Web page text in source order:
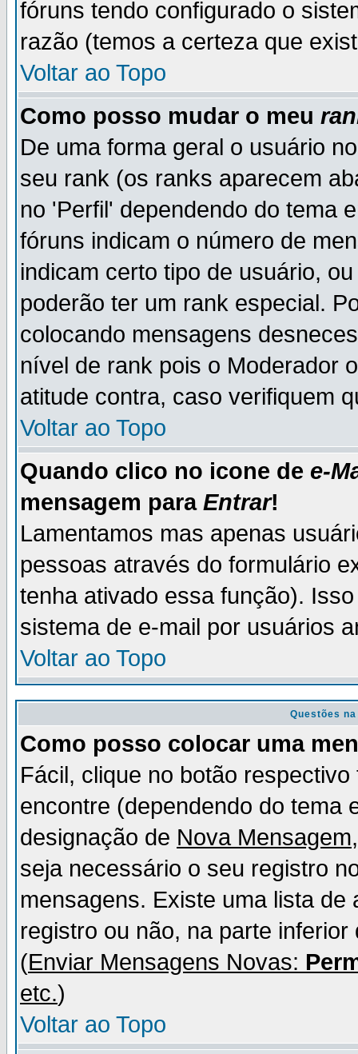
fóruns tendo configurado o
razão (temos a certeza que
Voltar ao Topo
Como posso mudar o meu
De uma forma geral o usuário
seu rank (os ranks aparecem
no 'Perfil' dependendo do tema
fóruns indicam o número de
indicam certo tipo de usuário,
poderão ter um rank especial.
colocando mensagens
nível de rank pois o Moderador
atitude contra, caso verifiquem
Voltar ao Topo
Quando clico no icone de e-
mensagem para Entrar!
Lamentamos mas apenas
pessoas através do formulário
tenha ativado essa função).
sistema de e-mail por usuários
Voltar ao Topo
Questões
Como posso colocar uma
Fácil, clique no botão
encontre (dependendo do tema
designação de Nova Mensagem
seja necessário o seu registro
mensagens. Existe uma lista
registro ou não, na parte
(Enviar Mensagens Novas:
etc.)
Voltar ao Topo